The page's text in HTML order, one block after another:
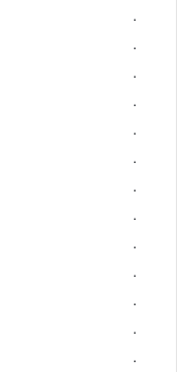
.
.
.
.
.
.
.
.
.
.
.
.
.